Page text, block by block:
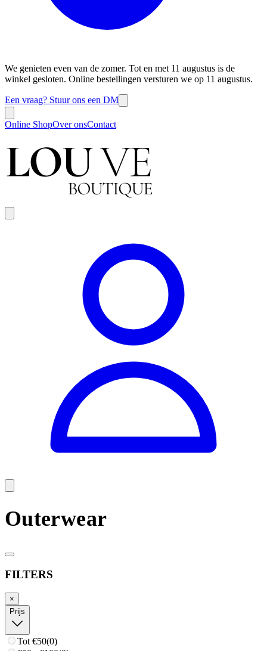
We genieten even van de zomer. Tot en met 11 augustus is de
winkel gesloten. Online bestellingen versturen we op 11 augustus.
Een vraag? Stuur ons een DM
Online ShopOver onsContact
Outerwear
FILTERS
×
Prijs
Tot €50(0)